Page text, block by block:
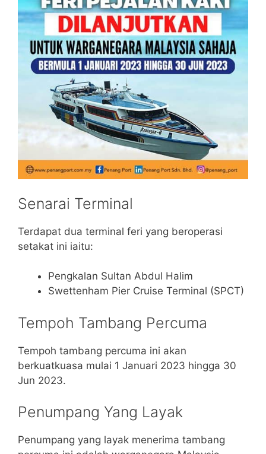
Senarai Terminal
Terdapat dua terminal feri yang beroperasi
setakat ini iaitu:
Pengkalan Sultan Abdul Halim
Swettenham Pier Cruise Terminal (SPCT)
Tempoh Tambang Percuma
Tempoh tambang percuma ini akan
berkuatkuasa mulai 1 Januari 2023 hingga 30
Jun 2023.
Penumpang Yang Layak
Penumpang yang layak menerima tambang